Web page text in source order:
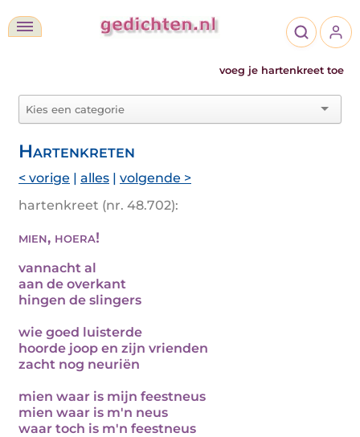
voeg je hartenkreet toe
Hartenkreten
< vorige | alles | volgende >
hartenkreet (nr. 48.702):
mien, hoera!
vannacht al
aan de overkant
hingen de slingers
wie goed luisterde
hoorde joop en zijn vrienden
zacht nog neuriën
mien waar is mijn feestneus
mien waar is m'n neus
waar toch is m'n feestneus